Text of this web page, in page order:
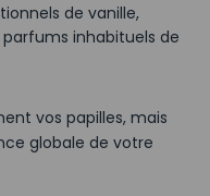
de vanille,
inhabituels de
vos papilles, mais
globale de votre